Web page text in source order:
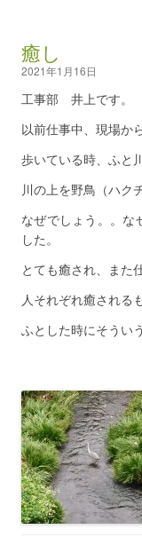
癒し
2021年1月16日
工事部 井上です。
以前仕事中、現場か
歩いている時、ふと
川の上を野鳥（ハク
なぜでしょう。。な
した。
とても癒され、また
人それぞれ癒される
ふとした時にそうい